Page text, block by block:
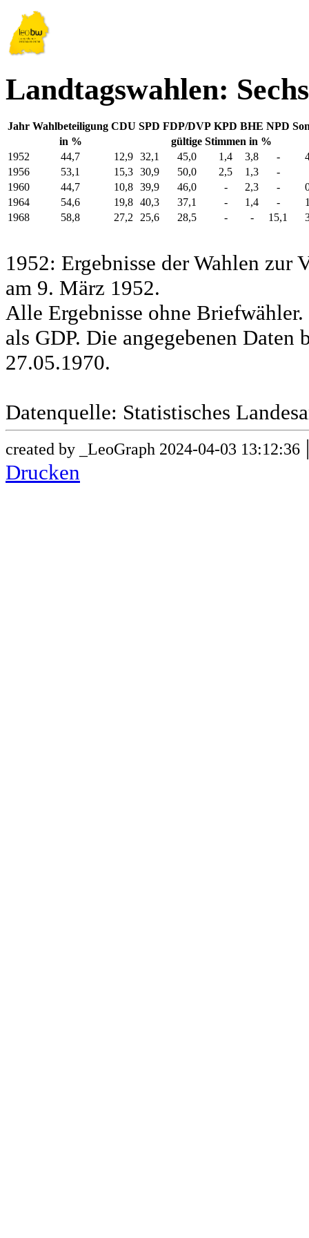
Landtagswahlen:
Jahr Wahlbeteiligung CDU SPD FDP/DVP KPD BHE NPD
in %
gültige Stimmen in %
1952
44,7 12,9 32,1 45,0 1,4 3,8 -
1956
53,1 15,3 30,9 50,0 2,5 1,3
-
1960
44,7 10,8 39,9 46,0 - 2,3 -
1964
54,6 19,8 40,3 37,1 - 1,4 -
1968
58,8 27,2 25,6 28,5 - - 15,1
1952: Ergebnisse der Wahlen zur
am 9. März 1952.
Alle Ergebnisse ohne
als GDP. Die angegebenen
27.05.1970.
Datenquelle: Statistisches
created by _LeoGraph 2024-04-03 13:12:36
Drucken